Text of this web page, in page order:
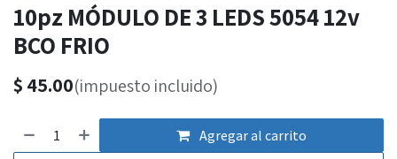
10pz MÓDULO DE 3 LEDS 5054 12v
BCO FRIO
$ 45.00(impuesto incluido)
Agregar al carrito